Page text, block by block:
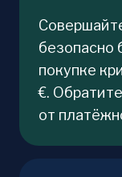
безопасно
покупке
€.
от